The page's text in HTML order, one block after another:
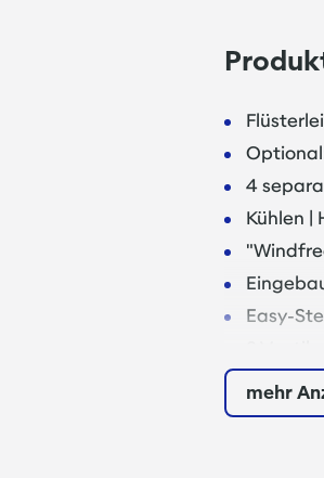
4
Kühlen |
Easy-
Für 2-
mehr